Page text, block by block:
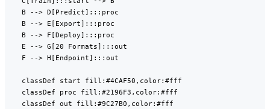
    B --> D[Predict]:::proc
    B --> E[Export]:::proc
    B --> F[Deploy]:::proc
    E --> G[20 Formats]:::out
    F --> H[Endpoint]:::out
    classDef start fill:#4CAF50,color:#fff
    classDef proc fill:#2196F3,color:#fff
    classDef out fill:#9C27B0,color:#fff